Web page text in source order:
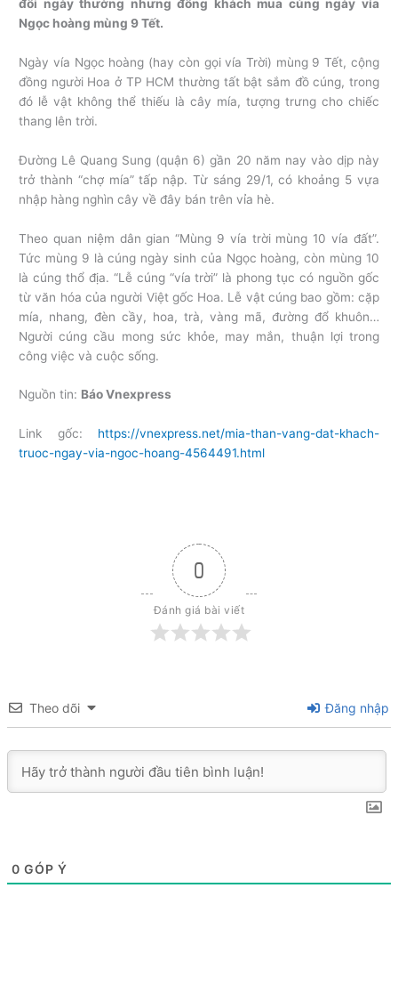
đôi ngày thường nhưng đông khách mua cúng ngày vía
Ngọc hoàng mùng 9 Tết.
Ngày vía Ngọc hoàng (hay còn gọi vía Trời) mùng 9 Tết, cộng
đồng người Hoa ở TP HCM thường tất bật sắm đồ cúng, trong
đó lễ vật không thể thiếu là cây mía, tượng trưng cho chiếc
thang lên trời.
Đường Lê Quang Sung (quận 6) gần 20 năm nay vào dịp này
trở thành “chợ mía” tấp nập. Từ sáng 29/1, có khoảng 5 vựa
nhập hàng nghìn cây về đây bán trên vỉa hè.
Theo quan niệm dân gian “Mùng 9 vía trời mùng 10 vía đất”.
Tức mùng 9 là cúng ngày sinh của Ngọc hoàng, còn mùng 10
là cúng thổ địa. “Lễ cúng “vía trời” là phong tục có nguồn gốc
từ văn hóa của người Việt gốc Hoa. Lễ vật cúng bao gồm: cặp
mía, nhang, đèn cầy, hoa, trà, vàng mã, đường đổ khuôn…
Người cúng cầu mong sức khỏe, may mắn, thuận lợi trong
công việc và cuộc sống.
Nguồn tin: Báo Vnexpress
Link gốc: https://vnexpress.net/mia-than-vang-dat-khach-
truoc-ngay-via-ngoc-hoang-4564491.html
0
Đánh giá bài viết
Theo dõi Đăng nhập
0 GÓP Ý